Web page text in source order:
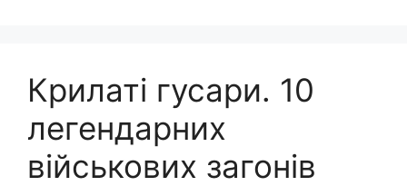
Крилаті гусари. 10
легендарних
військових загонів